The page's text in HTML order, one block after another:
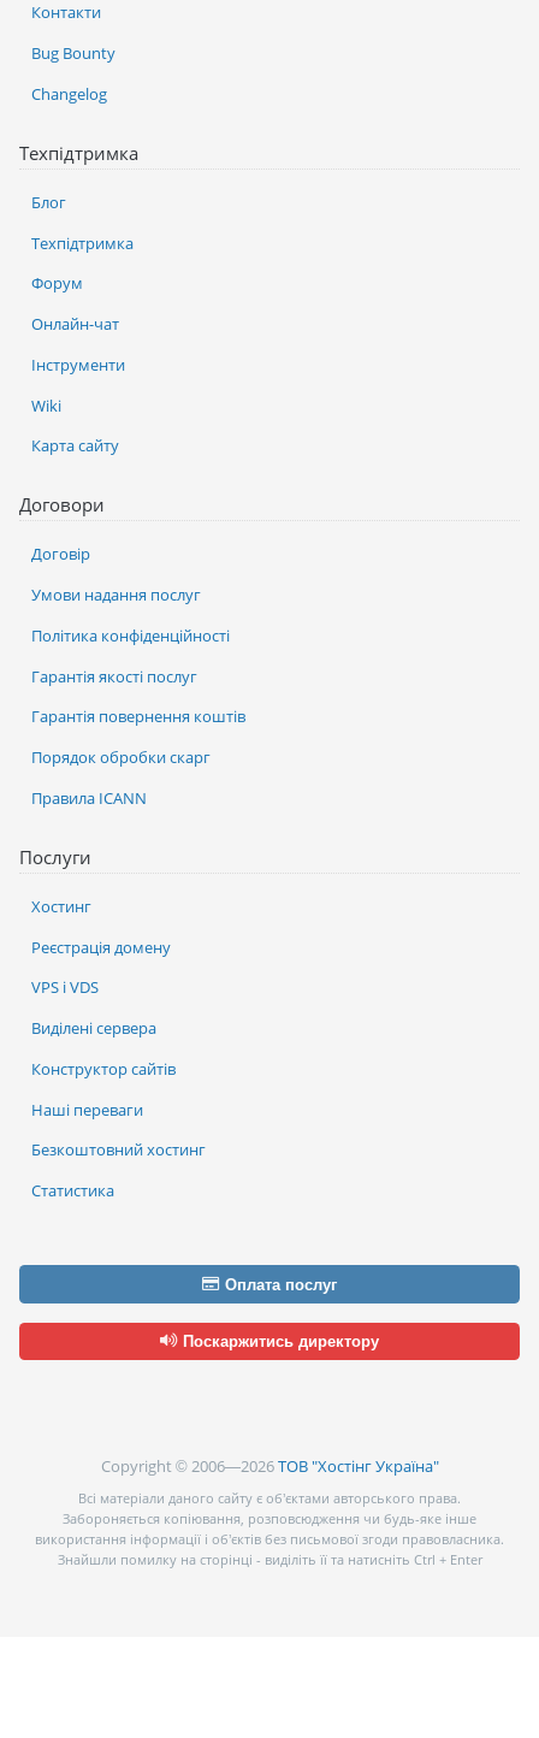
Послуги
Хостинг
Реєстрація домену
VPS і VDS
Виділені сервера
Конструктор сайтів
Наші переваги
Безкоштовний хостинг
Статистика
Контакти
Bug Bounty
Changelog
Техпідтримка
Блог
Техпідтримка
Форум
Онлайн-чат
Інструменти
Wiki
Карта сайту
Договори
Договір
Умови надання послуг
Політика конфіденційності
Гарантія якості послуг
Гарантія повернення коштів
Порядок обробки скарг
Правила ICANN
Оплата послуг
Поскаржитись директору
Copyright © 2006—2026ТОВ "Хостінг Україна"
Всі матеріали даного сайту є об’єктами авторського права.
Забороняється копіювання, розповсюдження чи будь-яке інше
використання інформації і об’єктів без письмової згоди правовласника.
Знайшли помилку на сторінці - виділіть її та натисніть Ctrl + Enter